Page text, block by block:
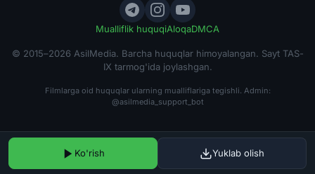
Mualliflik huquqiAloqaDMCA
© 2015–2026 AsilMedia. Barcha huquqlar himoyalangan. Sayt TAS-
IX tarmog'ida joylashgan.
Filmlarga oid huquqlar ularning mualliflariga tegishli. Admin:
@asilmedia_support_bot
Ko'rish Yuklab olish